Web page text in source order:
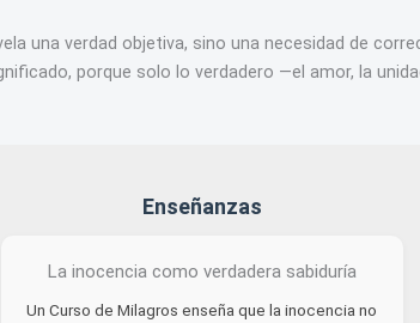
una verdad objetiva, sino una necesidad de
porque solo lo verdadero —el amor, la
Enseñanzas
La inocencia como verdadera sabiduría
Un Curso de Milagros enseña que la inocencia no